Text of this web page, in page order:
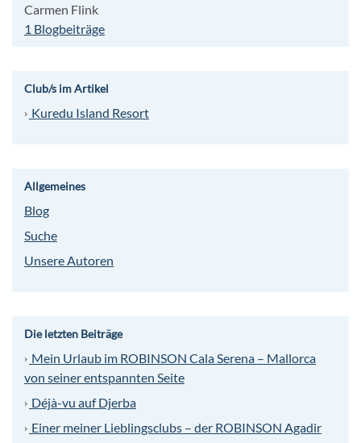
Carmen Flink
1 Blogbeiträge
Club/s im Artikel
Kuredu Island Resort
Allgemeines
Blog
Suche
Unsere Autoren
Die letzten Beiträge
Mein Urlaub im ROBINSON Cala Serena – Mallorca
von seiner entspannten Seite
Déjà-vu auf Djerba
Einer meiner Lieblingsclubs – der ROBINSON Agadir